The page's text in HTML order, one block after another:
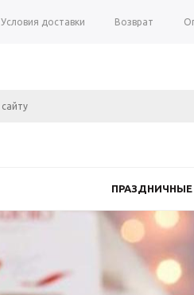
Условия доставки Возврат